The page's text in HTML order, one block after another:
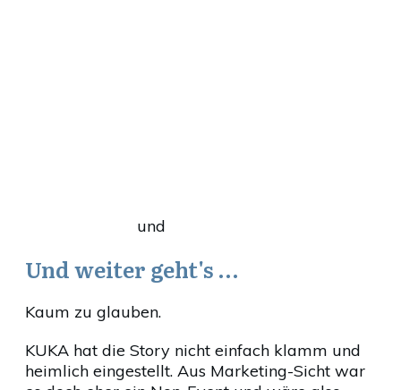
und
Und weiter geht's …
Kaum zu glauben.
KUKA hat die Story nicht einfach klamm und
heimlich eingestellt. Aus Marketing-Sicht war